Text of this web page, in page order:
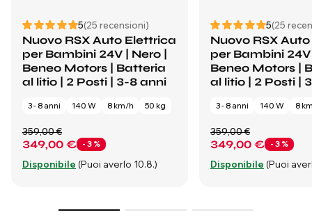
5(25 recensioni)
Nuovo RSX Auto Elettrica
per Bambini 24V | Nero |
Beneo Motors | Batteria
al litio | 2 Posti | 3-8 anni
3 - 8 anni 140 W 8 km/h 50 kg
349,00 € - 3 %
359,00 €
Disponibile (Puoi averlo 10.8.)
5(25
Nuovo RSX
per Bambini 24V
Beneo Motors |
al litio | 2 Posti |
3 - 8 anni 140 W 8
349,00 € - 3 %
359,00 €
Disponibile (Puoi